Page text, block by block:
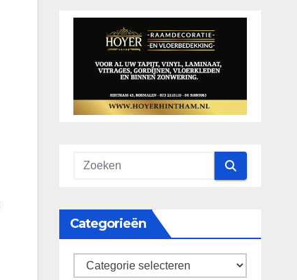
Categorieën
categorieën